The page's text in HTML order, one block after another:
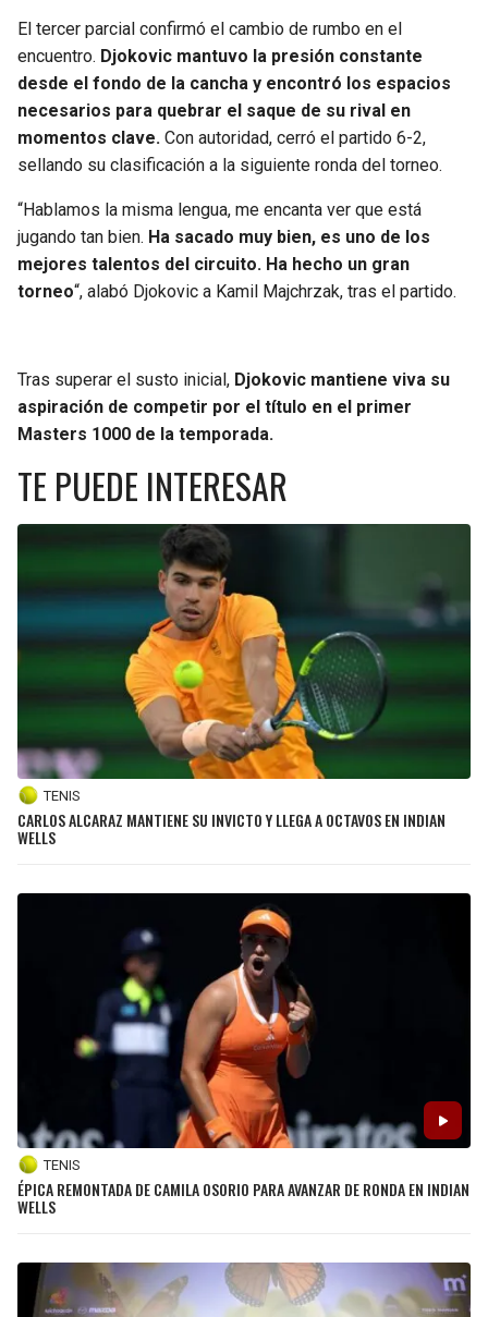
El tercer parcial confirmó el cambio de rumbo en el
encuentro. Djokovic mantuvo la presión constante
desde el fondo de la cancha y encontró los espacios
necesarios para quebrar el saque de su rival en
momentos clave. Con autoridad, cerró el partido 6-2,
sellando su clasificación a la siguiente ronda del torneo.
“Hablamos la misma lengua, me encanta ver que está
jugando tan bien. Ha sacado muy bien, es uno de los
mejores talentos del circuito. Ha hecho un gran
torneo“, alabó Djokovic a Kamil Majchrzak, tras el partido.
Tras superar el susto inicial, Djokovic mantiene viva su
aspiración de competir por el título en el primer
Masters 1000 de la temporada.
TE PUEDE INTERESAR
TENIS
CARLOS ALCARAZ MANTIENE SU INVICTO Y LLEGA A OCTAVOS EN INDIAN
WELLS
TENIS
ÉPICA REMONTADA DE CAMILA OSORIO PARA AVANZAR DE RONDA EN INDIAN
WELLS